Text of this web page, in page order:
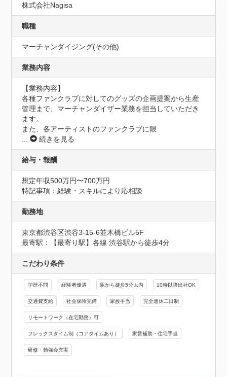
株式会社Nagisa
職種
マーチャンダイジング(その他)
業務内容
【業務内容】
各種ファンクラブに対してのグッズの企画提案から生産
管理まで、マーチャンダイザー業務を担当していただき
ます。
また、各アーティストのファンクラブに限
...
続きを見る
給与・報酬
想定年収500万円〜700万円
特記事項：経験・スキルにより応相談
勤務地
東京都渋谷区渋谷3-15-6並木橋ビル5F
最寄駅：【最寄り駅】各線 渋谷駅から徒歩4分
こだわり条件
学歴不問 経験者優遇 駅から徒歩5分以内 10時以降出社OK
交通費支給 社会保険完備 家族手当 完全週休二日制
リモートワーク（在宅勤務）可
フレックスタイム制（コアタイムあり） 家賃補助・住宅手当
研修・勉強会充実